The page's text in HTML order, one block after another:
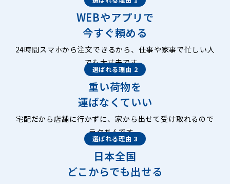
WEBやアプリで
今すぐ頼める
24時間スマホから注文できるから、仕事や家事で忙しい人
でも大丈夫です。
選ばれる理由 2
重い荷物を
運ばなくていい
宅配だから店舗に行かずに、家から出せて受け取れるので
ラクちんです。
選ばれる理由 3
日本全国
どこからでも出せる